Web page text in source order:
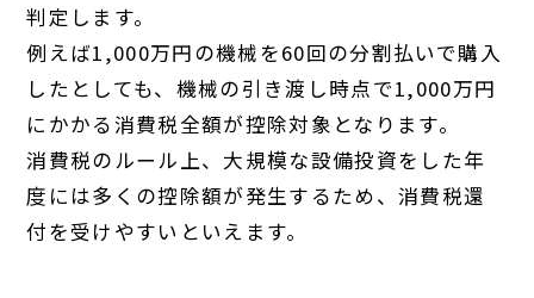
判定します。
例えば1,000万円の機械を60回の分割払いで購入
したとしても、機械の引き渡し時点で1,000万円
にかかる消費税全額が控除対象となります。
消費税のルール上、大規模な設備投資をした年
度には多くの控除額が発生するため、消費税還
付を受けやすいといえます。